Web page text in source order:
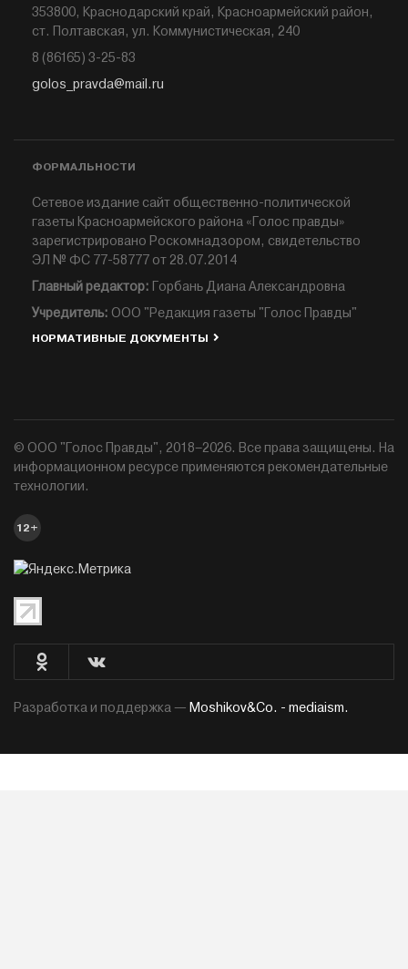
353800, Краснодарский край, Красноармейский район,
ст. Полтавская, ул. Коммунистическая, 240
8 (86165) 3-25-83
golos_pravda@mail.ru
ФОРМАЛЬНОСТИ
Сетевое издание сайт общественно-политической
газеты Красноармейского района «Голос правды»
зарегистрировано Роскомнадзором, свидетельство
ЭЛ № ФС 77-58777 от 28.07.2014
Главный редактор: Горбань Диана Александровна
Учредитель: ООО "Редакция газеты "Голос Правды"
НОРМАТИВНЫЕ ДОКУМЕНТЫ
© ООО "Голос Правды", 2018–2026. Все права защищены. На
информационном ресурсе применяются рекомендательные
технологии.
12+
Разработка и поддержка — Moshikov&Co. - mediaism.